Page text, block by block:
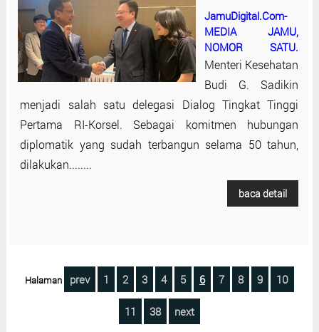
JamuDigital.Com-
MEDIA JAMU,
NOMOR SATU.
Menteri Kesehatan
Budi G. Sadikin
menjadi salah satu delegasi Dialog Tingkat Tinggi
Pertama RI-Korsel. Sebagai komitmen hubungan
diplomatik yang sudah terbangun selama 50 tahun,
dilakukan........
baca detail
Halaman prev 1 2 3 4 5 6 7 8 9 10
11 38 next